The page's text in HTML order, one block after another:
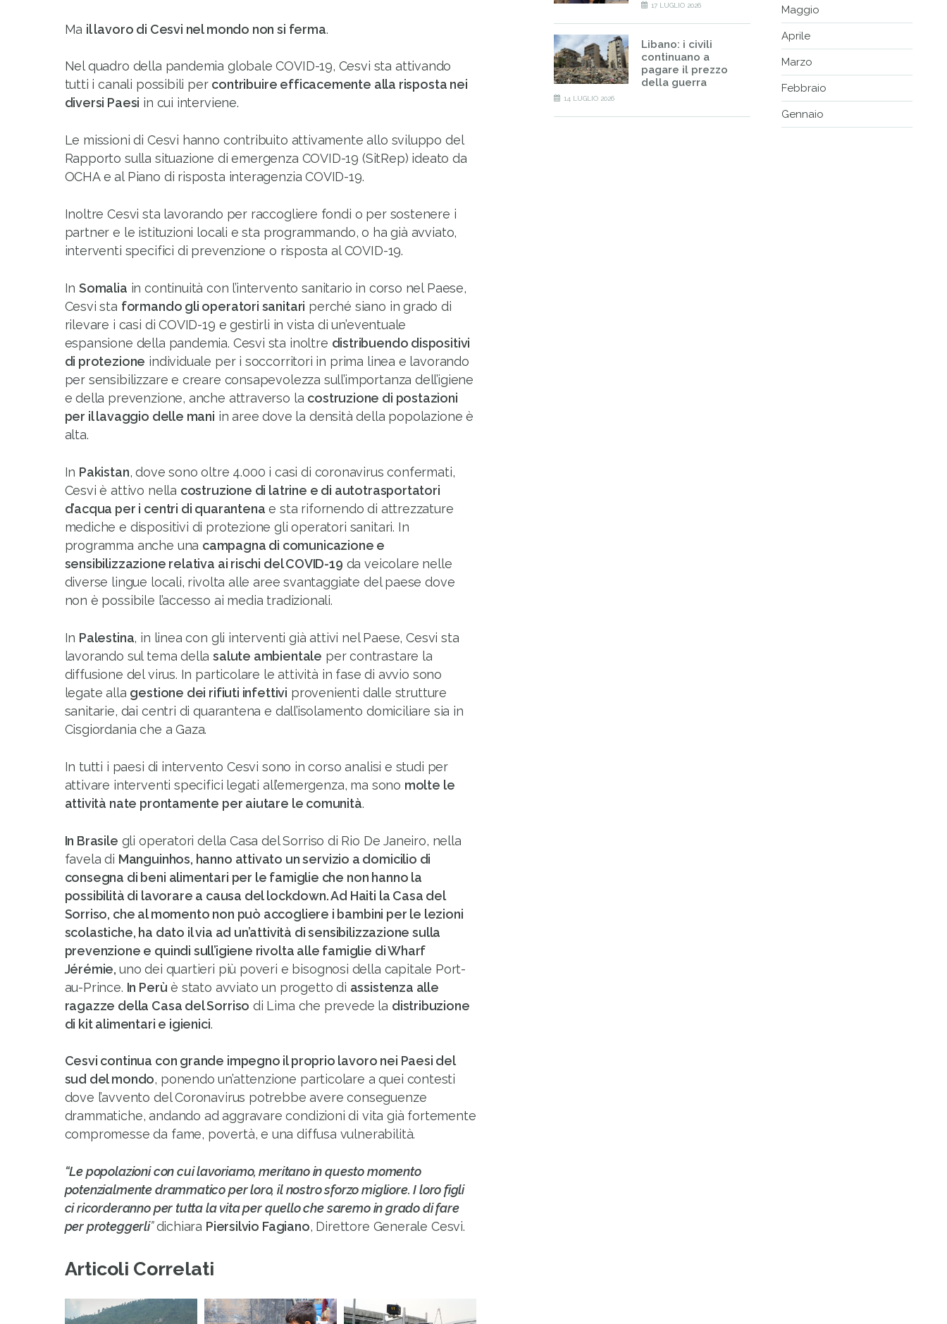
Ma il lavoro di Cesvi nel mondo non si ferma.
Nel quadro della pandemia globale COVID-19, Cesvi sta attivando
tutti i canali possibili per contribuire efficacemente alla risposta nei
diversi Paesi in cui interviene.
Le missioni di Cesvi hanno contribuito attivamente allo sviluppo del
Rapporto sulla situazione di emergenza COVID-19 (SitRep) ideato da
OCHA e al Piano di risposta interagenzia COVID-19.
Inoltre Cesvi sta lavorando per raccogliere fondi o per sostenere i
partner e le istituzioni locali e sta programmando, o ha già avviato,
interventi specifici di prevenzione o risposta al COVID-19.
InSomalia in continuità con l’intervento sanitario in corso nel Paese,
Cesvi sta formando gli operatori sanitari perché siano in grado di
rilevare i casi di COVID-19 e gestirli in vista di un’eventuale
espansione della pandemia. Cesvi sta inoltre distribuendo dispositivi
di protezione individuale per i soccorritori in prima linea e lavorando
per sensibilizzare e creare consapevolezza sull’importanza dell’igiene
e della prevenzione, anche attraverso la costruzione di postazioni
per il lavaggio delle mani in aree dove la densità della popolazione è
alta.
In Pakistan, dove sono oltre 4.000 i casi di coronavirus confermati,
Cesvi è attivo nella costruzione di latrine e di autotrasportatori
d’acqua per i centri di quarantena e sta rifornendo di attrezzature
mediche e dispositivi di protezione gli operatori sanitari. In
programma anche una campagna di comunicazione e
sensibilizzazione relativa ai rischi del COVID-19 da veicolare nelle
diverse lingue locali, rivolta alle aree svantaggiate del paese dove
non è possibile l’accesso ai media tradizionali.
In Palestina, in linea con gli interventi già attivi nel Paese, Cesvi sta
lavorando sul tema dellasalute ambientale per contrastare la
diffusione del virus. In particolare le attività in fase di avvio sono
legate alla gestione dei rifiuti infettivi provenienti dalle strutture
sanitarie, dai centri di quarantena e dall’isolamento domiciliare sia in
Cisgiordania che a Gaza.
In tutti i paesi di intervento Cesvi sono in corso analisi e studi per
attivare interventi specifici legati all’emergenza, ma sono molte le
attività nate prontamente per aiutare le comunità.
In Brasile gli operatori della Casa del Sorriso di Rio De Janeiro, nella
favela di Manguinhos, hanno attivato un servizio a domicilio di
consegna di beni alimentari per le famiglie che non hanno la
possibilità di lavorare a causa del lockdown. Ad Haiti la Casa del
Sorriso, che al momento non può accogliere i bambini per le lezioni
scolastiche, ha dato il via ad un’attività di sensibilizzazione sulla
prevenzione e quindi sull’igiene rivolta alle famiglie diWharf
Jérémie, uno dei quartieri più poveri e bisognosi della capitale Port-
au-Prince. In Perù è stato avviato un progetto di assistenza alle
ragazze della Casa del Sorriso di Lima che prevede la distribuzione
di kit alimentari e igienici.
Cesvi continua con grande impegno il proprio lavoro nei Paesi del
sud del mondo, ponendo un’attenzione particolare a quei contesti
dove l’avvento del Coronavirus potrebbe avere conseguenze
drammatiche, andando ad aggravare condizioni di vita già fortemente
compromesse da fame, povertà, e una diffusa vulnerabilità.
“Le popolazioni con cui lavoriamo, meritano in questo momento
potenzialmente drammatico per loro, il nostro sforzo migliore. I loro figli
ci ricorderanno per tutta la vita per quello che saremo in grado di fare
per proteggerli”dichiara Piersilvio Fagiano, Direttore Generale Cesvi.
Articoli Correlati
17 LUGLIO 2026
Libano: i civili
continuano a
pagare il prezzo
della guerra
14 LUGLIO 2026
Maggio
Aprile
Marzo
Febbraio
Gennaio